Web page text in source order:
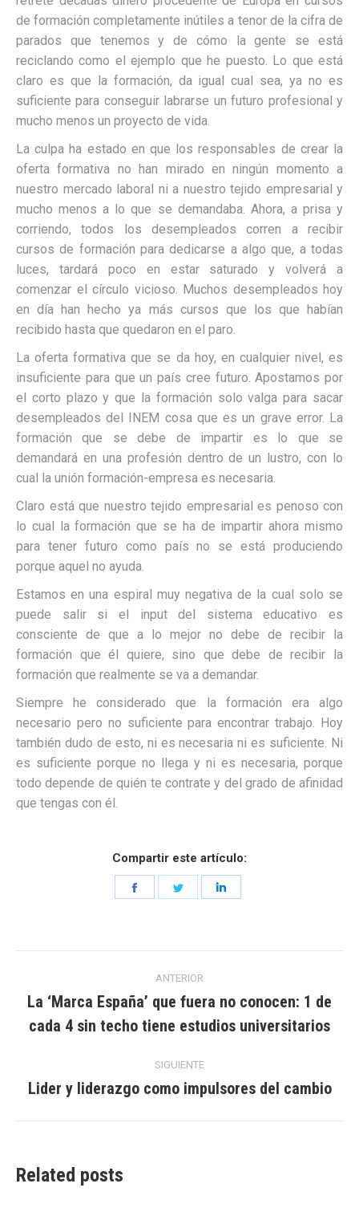
de formación completamente inútiles a tenor de la cifra de
parados que tenemos y de cómo la gente se está
reciclando como el ejemplo que he puesto. Lo que está
claro es que la formación, da igual cual sea, ya no es
suficiente para conseguir labrarse un futuro profesional y
mucho menos un proyecto de vida.
La culpa ha estado en que los responsables de crear la
oferta formativa no han mirado en ningún momento a
nuestro mercado laboral ni a nuestro tejido empresarial y
mucho menos a lo que se demandaba. Ahora, a prisa y
corriendo, todos los desempleados corren a recibir
cursos de formación para dedicarse a algo que, a todas
luces, tardará poco en estar saturado y volverá a
comenzar el círculo vicioso. Muchos desempleados hoy
en día han hecho ya más cursos que los que habían
recibido hasta que quedaron en el paro.
La oferta formativa que se da hoy, en cualquier nivel, es
insuficiente para que un país cree futuro. Apostamos por
el corto plazo y que la formación solo valga para sacar
desempleados del INEM cosa que es un grave error. La
formación que se debe de impartir es lo que se
demandará en una profesión dentro de un lustro, con lo
cual la unión formación-empresa es necesaria.
Claro está que nuestro tejido empresarial es penoso con
lo cual la formación que se ha de impartir ahora mismo
para tener futuro como país no se está produciendo
porque aquel no ayuda.
Estamos en una espiral muy negativa de la cual solo se
puede salir si el input del sistema educativo es
consciente de que a lo mejor no debe de recibir la
formación que él quiere, sino que debe de recibir la
formación que realmente se va a demandar.
Siempre he considerado que la formación era algo
necesario pero no suficiente para encontrar trabajo. Hoy
también dudo de esto, ni es necesaria ni es suficiente. Ni
es suficiente porque no llega y ni es necesaria, porque
todo depende de quién te contrate y del grado de afinidad
que tengas con él.
Compartir este artículo:
Share
entre
entradas
ANTERIOR
anterior:
La ‘Marca España’ que fuera no conocen: 1 de
cada 4 sin techo tiene estudios universitarios
SIGUIENTE
Entrada
Lider y liderazgo como impulsores del cambio
Related posts